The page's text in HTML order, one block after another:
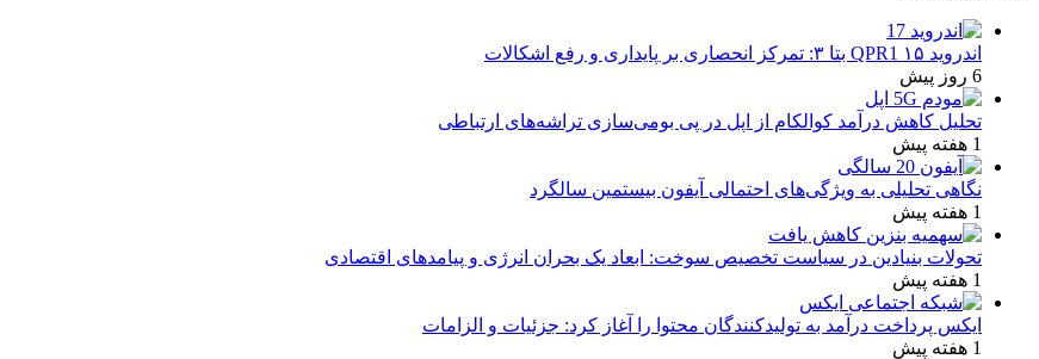
اندروید ۱۵ QPR1 بتا ۳: تمرکز انحصاری بر پایداری و رفع اشکالات
6 روز پیش
تحلیل کاهش درآمد کوالکام از اپل در پی بومی‌سازی تراشه‌های ارتباطی
1 هفته پیش
نگاهی تحلیلی به ویژگی‌های احتمالی آیفون بیستمین سالگرد
1 هفته پیش
تحولات بنیادین در سیاست تخصیص سوخت: ابعاد یک بحران انرژی و پیامدهای اقتصادی
1 هفته پیش
ایکس پرداخت درآمد به تولیدکنندگان محتوا را آغاز کرد: جزئیات و الزامات
1 هفته پیش